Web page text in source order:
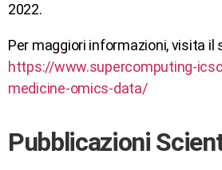
2022.
Per maggiori informazioni, visita il
https://www.supercomputing-
medicine-omics-data/
Pubblicazioni